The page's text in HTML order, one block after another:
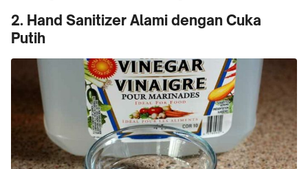
2. Hand Sanitizer Alami dengan Cuka
Putih